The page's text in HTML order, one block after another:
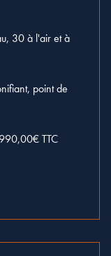
30 à l'air et à
point de
TTC